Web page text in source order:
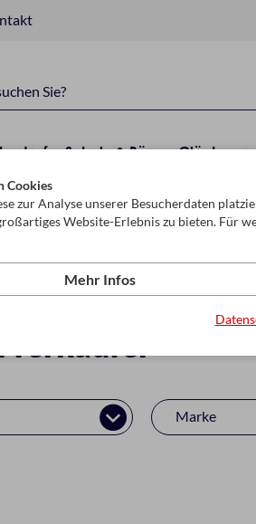
Schule & Büro
für
Marke
Cookies
zur Analyse unserer Besucherdaten
Website-Erlebnis zu bieten. Für
Mehr Infos